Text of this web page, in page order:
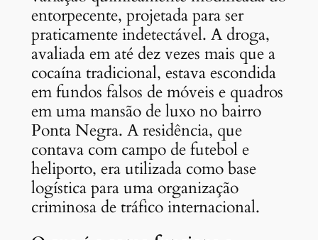
entorpecente, projetada para ser
praticamente indetectável. Adroga,
avaliada em até dez vezes mais que a
cocaína tradicional, estava escondida
em fundos falsos de móveis e quadros
em uma mansão de luxo no bairro
Ponta Negra. Aresidência, que
contava com campo de futebol e
heliporto, era utilizada como base
logística para uma organização
criminosa de tráfico internacional.